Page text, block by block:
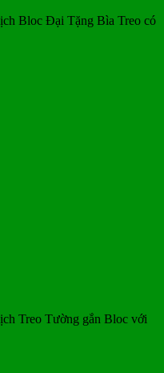
Bloc Đại Tặng Bìa Treo có
Treo Tường gắn Bloc với